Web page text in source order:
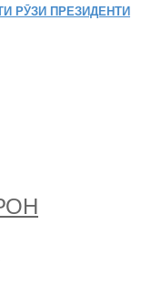
РӮЗИ ПРЕЗИДЕНТИ